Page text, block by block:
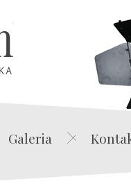
Edwin Film Agencja Aktorska
Galeria